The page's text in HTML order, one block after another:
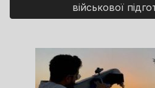
військової